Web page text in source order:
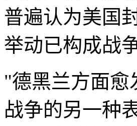
普遍认为美国
举动已构成战
"德黑兰方面愈
战争的另一种